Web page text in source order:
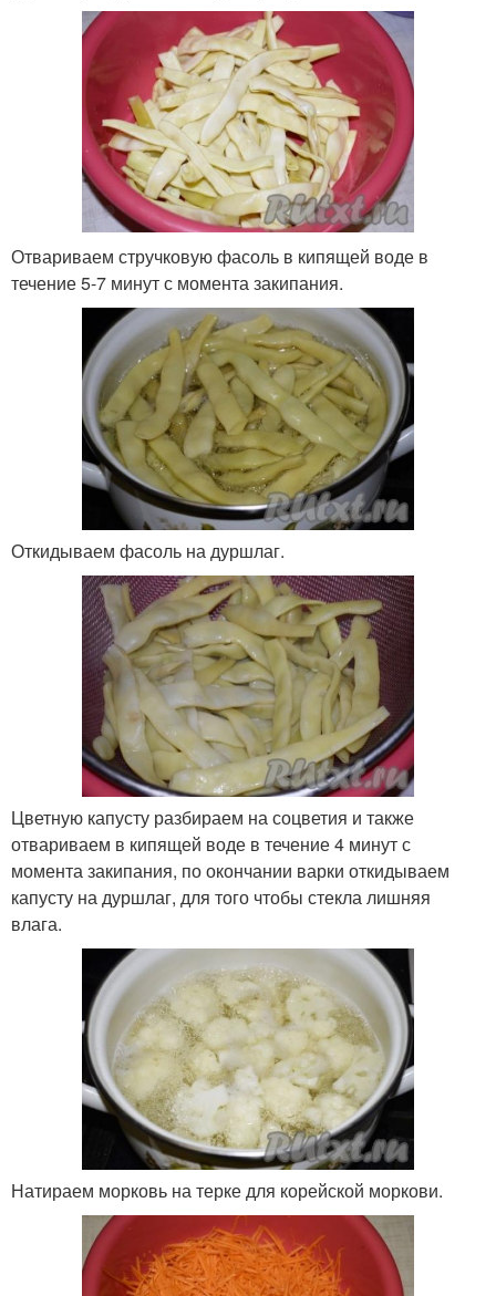
Отвариваем стручковую фасоль в кипящей воде в
течение 5-7 минут с момента закипания.
Откидываем фасоль на дуршлаг.
Цветную капусту разбираем на соцветия и также
отвариваем в кипящей воде в течение 4 минут с
момента закипания, по окончании варки откидываем
капусту на дуршлаг, для того чтобы стекла лишняя
влага.
Натираем морковь на терке для корейской моркови.